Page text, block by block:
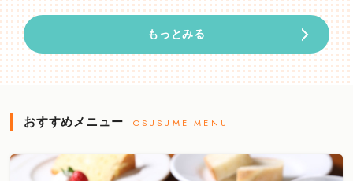
もっとみる
おすすめメニュー OSUSUME MENU